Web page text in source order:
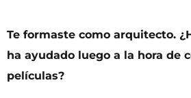
Te formaste como arquitecto.
ha ayudado luego a la hora de
películas?